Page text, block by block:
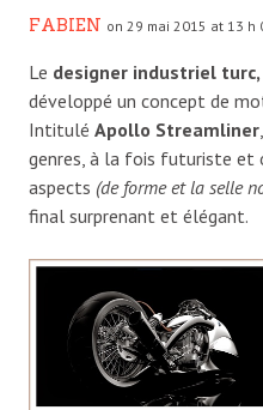
FABIEN on 29 mai 2015 at 13 h
Le designer industriel
développé un concept de
Intitulé Apollo Streamliner
genres, à la fois futuriste et
aspects (de forme et la selle
final surprenant et élégant.